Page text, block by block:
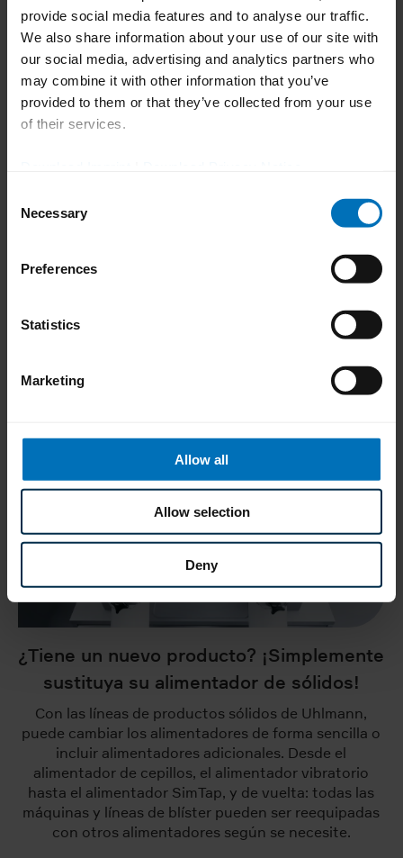
provide social media features and to analyse our traffic.
We also share information about your use of our site with
our social media, advertising and analytics partners who
may combine it with other information that you’ve
provided to them or that they’ve collected from your use
of their services.
Selection
Necessary
Preferences
Statistics
Marketing
Allow all
Allow selection
Deny
Limpieza sencilla, cambios de formato
sido diseñados siguiendo las buenas prácticas de
fabricación y ofrecen la posibilidad de una limpieza
de formato de forma igualmente rápida y eficiente.
Además de una altura de llenado ergonómica, que en
caso necesario puede superarse con ayuda de un
elevador de comprimidos, los sistemas de
¿Tiene un nuevo producto? ¡Simplemente
sustituya su alimentador de sólidos!
Con las líneas de productos sólidos de Uhlmann,
puede cambiar los alimentadores de forma sencilla o
incluir alimentadores adicionales. Desde el
alimentador de cepillos, el alimentador vibratorio
hasta el alimentador SimTap, y de vuelta: todas las
máquinas y líneas de blíster pueden ser reequipadas
con otros alimentadores según se necesite.